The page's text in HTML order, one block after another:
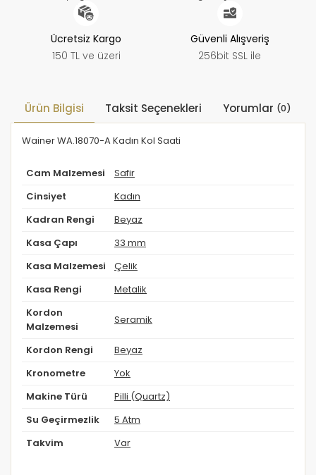
Ücretsiz Kargo
150 TL ve üzeri
Güvenli Alışveriş
256bit SSL ile
Ürün Bilgisi Taksit Seçenekleri Yorumlar (0)
Wainer WA.18070-A Kadın Kol Saati
Cam Malzemesi Safir
Cinsiyet Kadın
Kadran Rengi Beyaz
Kasa Çapı 33 mm
Kasa Malzemesi Çelik
Kasa Rengi Metalik
Kordon
Malzemesi
Seramik
Kordon Rengi Beyaz
Kronometre Yok
Makine Türü Pilli (Quartz)
Su Geçirmezlik 5 Atm
Takvim Var